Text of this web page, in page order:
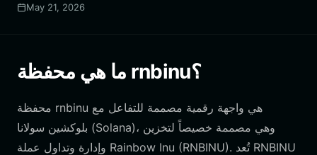
May 21, 2026
ما هي محفظة rnbinu؟
محفظة rnbinu هي واجهة رقمية مصممة للتفاعل مع
بلوكشين سولانا (Solana)، وهي مصممة خصيصاً لتخزين
وإدارة وتداول عملة Rainbow Inu (RNBINU). تُعد RNBINU